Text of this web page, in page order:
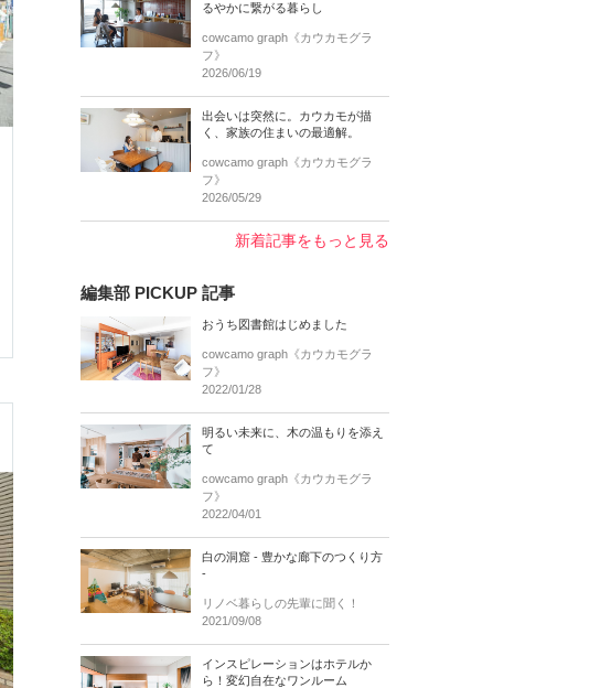
るやかに繋がる暮らし
cowcamo graph《カウカモグラ
フ》
2026/06/19
出会いは突然に。カウカモが描
く、家族の住まいの最適解。
cowcamo graph《カウカモグラ
フ》
2026/05/29
新着記事をもっと見る
編集部 PICKUP 記事
おうち図書館はじめました
cowcamo graph《カウカモグラ
フ》
2022/01/28
明るい未来に、木の温もりを添え
て
cowcamo graph《カウカモグラ
フ》
2022/04/01
白の洞窟 - 豊かな廊下のつくり方
-
リノベ暮らしの先輩に聞く！
2021/09/08
インスピレーションはホテルか
ら！変幻自在なワンルーム